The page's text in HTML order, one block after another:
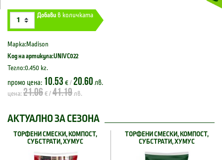
Добави в количката
Марка:Madison
Код на артикула:UNIVC022
Тегло:0.450 кг.
промо цена: 10.53 € / 20.60 лв.
цена: 21.06 € / 41.19 лв.
АКТУАЛНО ЗА СЕЗОНА
ТОРФЕНИ СМЕСКИ, КОМПОСТ,
СУБСТРАТИ, ХУМУС
ТОРФЕНИ СМЕСКИ, КОМПОСТ,
СУБСТРАТИ, ХУМУС